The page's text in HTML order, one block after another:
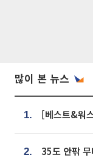
많이 본 뉴스
1.
2.